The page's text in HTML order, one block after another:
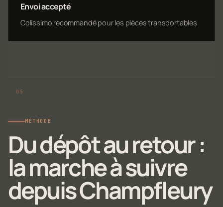
Envoi accepté
Colissimo recommandé pour les pièces transportables
MÉTHODE
Du dépôt au retour :
la marche à suivre
depuis Champfleury